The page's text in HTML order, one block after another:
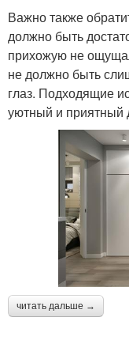
Важно также
должно быть
прихожую не
не должно быть
глаз. Подходящие
уютный и приятный
читать дальше →